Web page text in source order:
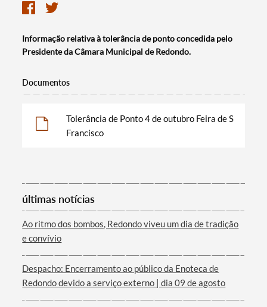
Termo de Pesquisa
Informação relativa à tolerância de ponto concedida pelo
Presidente da Câmara Municipal de Redondo.
Documentos
Tolerância de Ponto 4 de outubro Feira de S
Francisco
últimas notícias
Ao ritmo dos bombos, Redondo viveu um dia de tradição
e convívio
Despacho: Encerramento ao público da Enoteca de
Redondo devido a serviço externo | dia 09 de agosto